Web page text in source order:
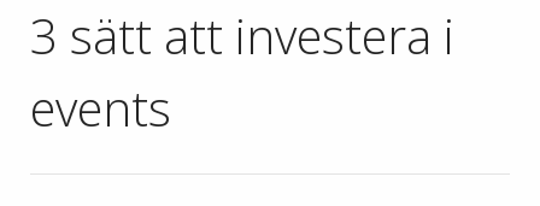
3 sätt att investera i
events